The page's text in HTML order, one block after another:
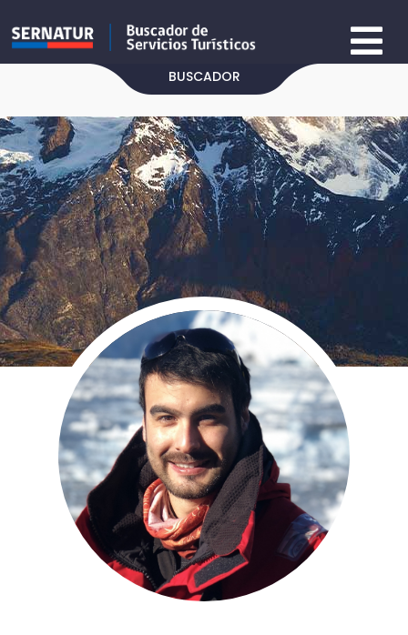
BUSCADOR